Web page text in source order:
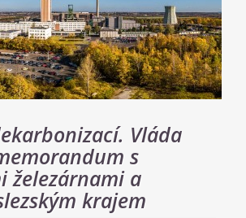
Vláda
s
železárnami a
krajem